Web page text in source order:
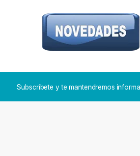
Subscríbete y te mantendremos